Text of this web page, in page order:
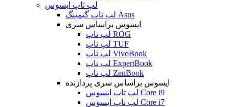
لپ تاپ ایسوس
لپ تاپ گیمینگ Asus
ایسوس براساس سری
لپ تاپ ROG
لپ تاپ TUF
لپ تاپ VivoBook
لپ تاپ ExpertBook
لپ تاپ ZenBook
ایسوس براساس سری پردازنده
لپ تاپ ایسوس Core i9
لپ تاپ ایسوس Core i7